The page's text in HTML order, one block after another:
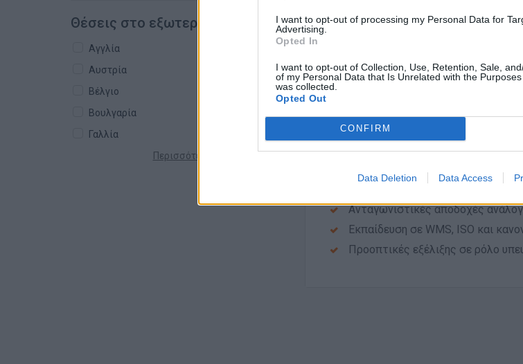
I want to opt-out of processing my Personal Data for
Advertising.
Opted In
I want to opt-out of Collection, Use, Retention, Sale,
of my Personal Data that Is Unrelated with the
was collected.
Opted Out
CONFIRM
Data Deletion Data Access
Θέσεις στο εξωτερικό
Αγγλία
Αυστρία
Βέλγιο
Βουλγαρία
Γαλλία
Περισσότερες χώρες +
Άνεση στη χρήση Η/Υ (MS Office)
Επιθυμητά Προσόντα:
Εμπειρία σε ποιοτικό έλεγχο ή
Προϋπηρεσία σε φαρμακευτικό /
Ανταγωνιστικές αποδοχές
Εκπαίδευση σε WMS, ISO και
Προοπτικές εξέλιξης σε ρόλο